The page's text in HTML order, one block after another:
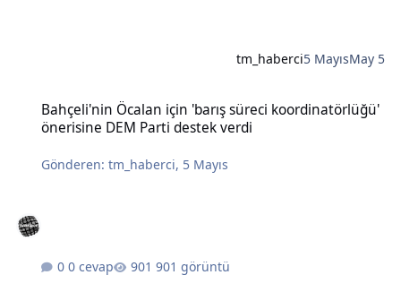
tm_haberci5 MayısMay 5
Bahçeli'nin Öcalan için 'barış süreci koordinatörlüğü'
önerisine DEM Parti destek verdi
Gönderen:tm_haberci, 5 Mayıs
0 cevap 901 görüntü